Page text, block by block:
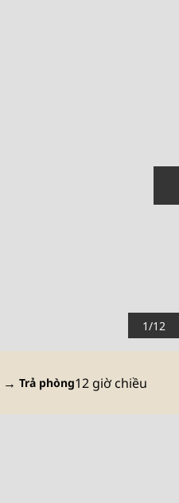
1/12
→ Trả phòng12 giờ chiều